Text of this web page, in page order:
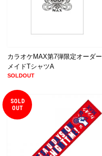
カラオケMAX第7弾限定オーダー
メイドTシャツA
SOLDOUT
SOLD
OUT